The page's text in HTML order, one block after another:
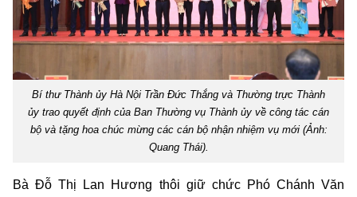
Bí thư Thành ủy Hà Nội Trần Đức Thắng và Thường trực Thành
ủy trao quyết định của Ban Thường vụ Thành ủy về công tác cán
bộ và tặng hoa chúc mừng các cán bộ nhận nhiệm vụ mới (Ảnh:
Quang Thái).
Bà Đỗ Thị Lan Hương thôi giữ chức Phó Chánh Văn